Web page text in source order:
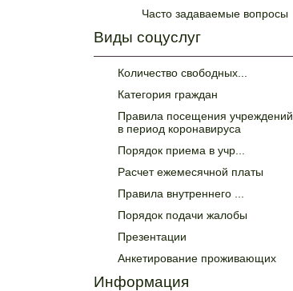
Часто задаваемые вопросы
Виды соцуслуг
Количество свободных...
Категория граждан
Правила посещения учреждений
в период коронавируса
Порядок приема в учр...
Расчет ежемесячной платы
Правила внутреннего ...
Порядок подачи жалобы
Презентации
Анкетирование проживающих
Информация